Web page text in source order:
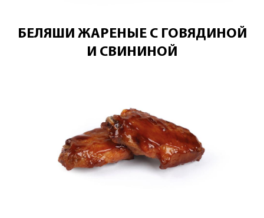
БЕЛЯШИ ЖАРЕНЫЕ С ГОВЯДИНОЙ
И СВИНИНОЙ